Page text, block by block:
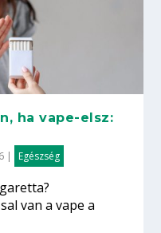
ha vape-elsz:
| Egészség
van a vape a